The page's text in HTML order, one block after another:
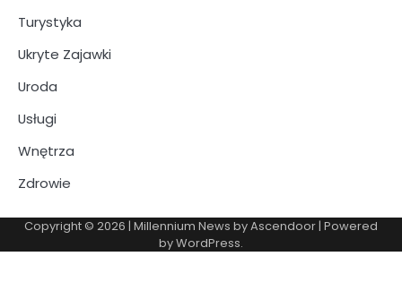
Turystyka
Ukryte Zajawki
Uroda
Usługi
Wnętrza
Zdrowie
Copyright © 2026 | Millennium News byAscendoor| Powered
byWordPress.